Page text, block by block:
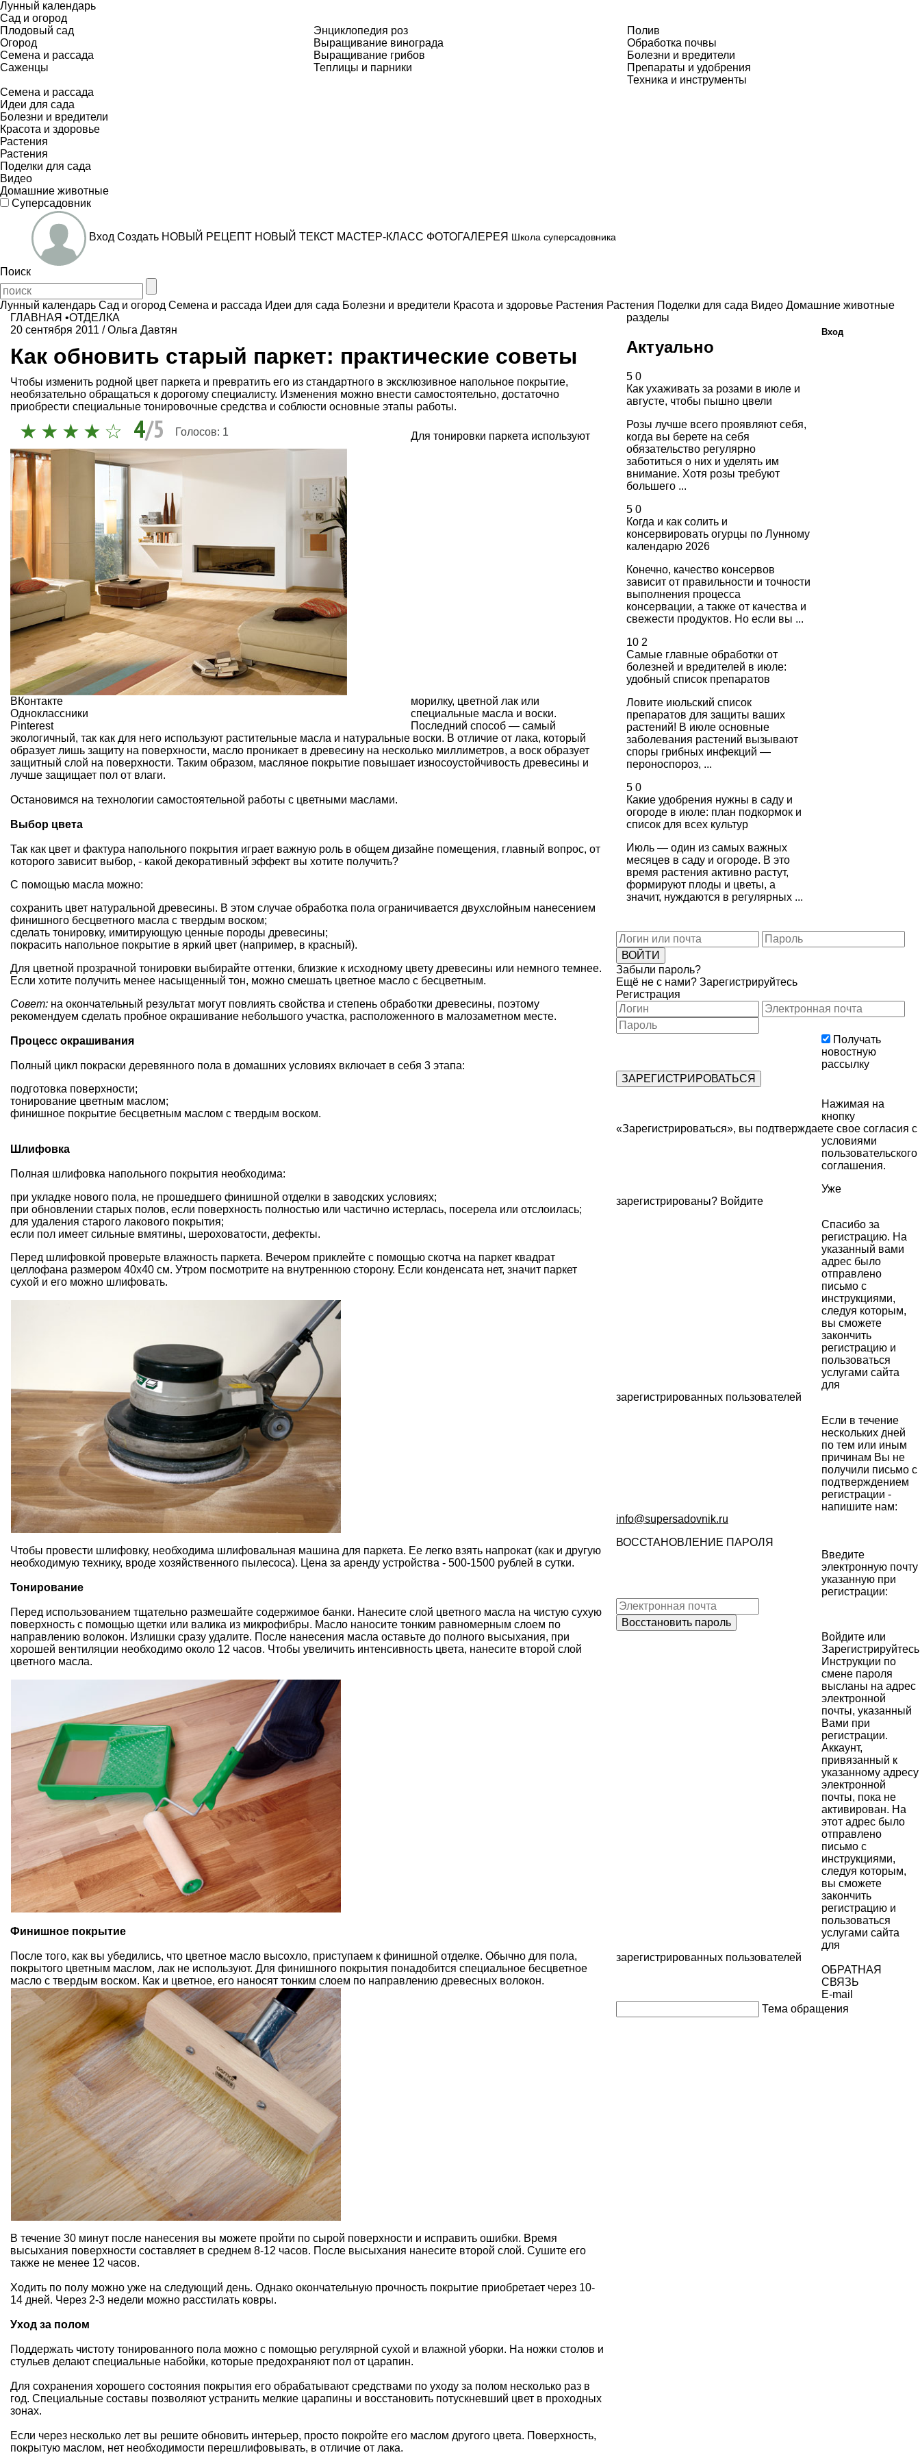
Лунный календарь
Сад и огород
Плодовый сад
Огород
Семена и рассада
Саженцы
Энциклопедия роз
Выращивание винограда
Выращивание грибов
Теплицы и парники
Полив
Обработка почвы
Болезни и вредители
Препараты и удобрения
Техника и инструменты
Семена и рассада
Идеи для сада
Болезни и вредители
Красота и здоровье
Растения
Растения
Поделки для сада
Видео
Домашние животные
Суперсадовник
Вход Создать НОВЫЙ РЕЦЕПТ НОВЫЙ ТЕКСТ МАСТЕР-КЛАСС ФОТОГАЛЕРЕЯ Школа суперсадовника
Поиск
Лунный календарь Сад и огород Семена и рассада Идеи для сада Болезни и вредители Красота и здоровье Растения Растения Поделки для сада Видео Домашние животные
ГЛАВНАЯ •ОТДЕЛКА
20 сентября 2011 /Ольга Давтян
Как обновить старый паркет: практические советы
Чтобы изменить родной цвет паркета и превратить его из стандартного в эксклюзивное напольное покрытие,
необязательно обращаться к дорогому специалисту. Изменения можно внести самостоятельно, достаточно
приобрести специальные тонировочные средства и соблюсти основные этапы работы.
4/5 Голосов: 1
ВКонтакте
Одноклассники
Pinterest
Для тонировки паркета используют
морилку, цветной лак или
специальные масла и воски.
Последний способ — самый
экологичный, так как для него используют растительные масла и натуральные воски. В отличие от лака, который
образует лишь защиту на поверхности, масло проникает в древесину на несколько миллиметров, а воск образует
защитный слой на поверхности. Таким образом, масляное покрытие повышает износоустойчивость древесины и
лучше защищает пол от влаги.
Остановимся на технологии самостоятельной работы с цветными маслами.
Выбор цвета
Так как цвет и фактура напольного покрытия играет важную роль в общем дизайне помещения, главный вопрос, от
которого зависит выбор, - какой декоративный эффект вы хотите получить?
С помощью масла можно:
сохранить цвет натуральной древесины. В этом случае обработка пола ограничивается двухслойным нанесением
финишного бесцветного масла с твердым воском;
сделать тонировку, имитирующую ценные породы древесины;
покрасить напольное покрытие в яркий цвет (например, в красный).
Для цветной прозрачной тонировки выбирайте оттенки, близкие к исходному цвету древесины или немного темнее.
Если хотите получить менее насыщенный тон, можно смешать цветное масло с бесцветным.
Совет: на окончательный результат могут повлиять свойства и степень обработки древесины, поэтому
рекомендуем сделать пробное окрашивание небольшого участка, расположенного в малозаметном месте.
Процесс окрашивания
Полный цикл покраски деревянного пола в домашних условиях включает в себя 3 этапа:
подготовка поверхности;
тонирование цветным маслом;
финишное покрытие бесцветным маслом с твердым воском.
Шлифовка
Полная шлифовка напольного покрытия необходима:
при укладке нового пола, не прошедшего финишной отделки в заводских условиях;
при обновлении старых полов, если поверхность полностью или частично истерлась, посерела или отслоилась;
для удаления старого лакового покрытия;
если пол имеет сильные вмятины, шероховатости, дефекты.
Перед шлифовкой проверьте влажность паркета. Вечером приклейте с помощью скотча на паркет квадрат
целлофана размером 40х40 см. Утром посмотрите на внутреннюю сторону. Если конденсата нет, значит паркет
сухой и его можно шлифовать.
Чтобы провести шлифовку, необходима шлифовальная машина для паркета. Ее легко взять напрокат (как и другую
необходимую технику, вроде хозяйственного пылесоса). Цена за аренду устройства - 500-1500 рублей в сутки.
Тонирование
Перед использованием тщательно размешайте содержимое банки. Нанесите слой цветного масла на чистую сухую
поверхность с помощью щетки или валика из микрофибры. Масло наносите тонким равномерным слоем по
направлению волокон. Излишки сразу удалите. После нанесения масла оставьте до полного высыхания, при
хорошей вентиляции необходимо около 12 часов. Чтобы увеличить интенсивность цвета, нанесите второй слой
цветного масла.
Финишное покрытие
После того, как вы убедились, что цветное масло высохло, приступаем к финишной отделке. Обычно для пола,
покрытого цветным маслом, лак не используют. Для финишного покрытия понадобится специальное бесцветное
масло с твердым воском. Как и цветное, его наносят тонким слоем по направлению древесных волокон.
В течение 30 минут после нанесения вы можете пройти по сырой поверхности и исправить ошибки. Время
высыхания поверхности составляет в среднем 8-12 часов. После высыхания нанесите второй слой. Сушите его
также не менее 12 часов.
Ходить по полу можно уже на следующий день. Однако окончательную прочность покрытие приобретает через 10-
14 дней. Через 2-3 недели можно расстилать ковры.
Уход за полом
Поддержать чистоту тонированного пола можно с помощью регулярной сухой и влажной уборки. На ножки столов и
стульев делают специальные набойки, которые предохраняют пол от царапин.
Для сохранения хорошего состояния покрытия его обрабатывают средствами по уходу за полом несколько раз в
год. Специальные составы позволяют устранить мелкие царапины и восстановить потускневший цвет в проходных
зонах.
Если через несколько лет вы решите обновить интерьер, просто покройте его маслом другого цвета. Поверхность,
покрытую маслом, нет необходимости перешлифовывать, в отличие от лака.
разделы
Актуально
5 0
Как ухаживать за розами в июле и
августе, чтобы пышно цвели
Розы лучше всего проявляют себя,
когда вы берете на себя
обязательство регулярно
заботиться о них и уделять им
внимание. Хотя розы требуют
большего ...
5 0
Когда и как солить и
консервировать огурцы по Лунному
календарю 2026
Конечно, качество консервов
зависит от правильности и точности
выполнения процесса
консервации, а также от качества и
свежести продуктов. Но если вы ...
10 2
Самые главные обработки от
болезней и вредителей в июле:
удобный список препаратов
Ловите июльский список
препаратов для защиты ваших
растений! В июле основные
заболевания растений вызывают
споры грибных инфекций —
пероноспороз, ...
5 0
Какие удобрения нужны в саду и
огороде в июле: план подкормок и
список для всех культур
Июль — один из самых важных
месяцев в саду и огороде. В это
время растения активно растут,
формируют плоды и цветы, а
значит, нуждаются в регулярных ...
Вход
Забыли пароль?
Ещё не с нами? Зарегистрируйтесь
Регистрация
Получать
новостную
рассылку
Нажимая на
кнопку
«Зарегистрироваться», вы подтверждаете свое согласия с
условиями
пользовательского
соглашения.
Уже
зарегистрированы? Войдите
Спасибо за
регистрацию. На
указанный вами
адрес было
отправлено
письмо с
инструкциями,
следуя которым,
вы сможете
закончить
регистрацию и
пользоваться
услугами сайта
для
зарегистрированных пользователей
Если в течение
нескольких дней
по тем или иным
причинам Вы не
получили письмо с
подтверждением
регистрации -
напишите нам:
info@supersadovnik.ru
ВОССТАНОВЛЕНИЕ ПАРОЛЯ
Введите
электронную почту
указанную при
регистрации:
Войдите или
Зарегистрируйтесь
Инструкции по
смене пароля
высланы на адрес
электронной
почты, указанный
Вами при
регистрации.
Аккаунт,
привязанный к
указанному адресу
электронной
почты, пока не
активирован. На
этот адрес было
отправлено
письмо с
инструкциями,
следуя которым,
вы сможете
закончить
регистрацию и
пользоваться
услугами сайта
для
зарегистрированных пользователей
ОБРАТНАЯ
СВЯЗЬ
E-mail
Тема обращения